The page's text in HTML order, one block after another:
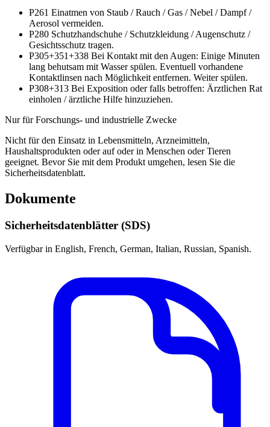
P261 Einatmen von Staub / Rauch / Gas / Nebel / Dampf /
Aerosol vermeiden.
P280 Schutzhandschuhe / Schutzkleidung / Augenschutz /
Gesichtsschutz tragen.
P305+351+338 Bei Kontakt mit den Augen: Einige Minuten
lang behutsam mit Wasser spülen. Eventuell vorhandene
Kontaktlinsen nach Möglichkeit entfernen. Weiter spülen.
P308+313 Bei Exposition oder falls betroffen: Ärztlichen Rat
einholen / ärztliche Hilfe hinzuziehen.
Nur für Forschungs- und industrielle Zwecke
Nicht für den Einsatz in Lebensmitteln, Arzneimitteln,
Haushaltsprodukten oder auf oder in Menschen oder Tieren
geeignet. Bevor Sie mit dem Produkt umgehen, lesen Sie die
Sicherheitsdatenblatt.
Dokumente
Sicherheitsdatenblätter (SDS)
Verfügbar in English, French, German, Italian, Russian, Spanish.